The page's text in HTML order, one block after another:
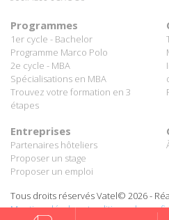
Programmes
1er cycle - Bachelor
Programme Marco Polo
2e cycle - MBA
Spécialisations en MBA
Trouvez votre formation en 3
étapes
Entreprises
Partenaires hôteliers
Proposer un stage
Proposer un emploi
Tous droits réservés Vatel© 2026 -
Mentions légales et politique de